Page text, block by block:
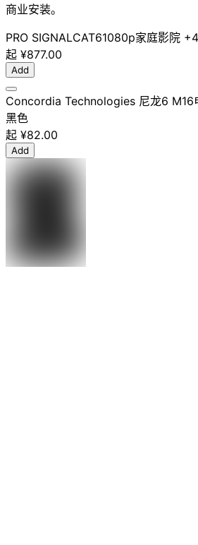
商业安装。
PRO SIGNALCAT61080p家庭影院 +4
起 ¥877.00
Add
Concordia Technologies 尼龙6 M16
黑色
起 ¥82.00
Add